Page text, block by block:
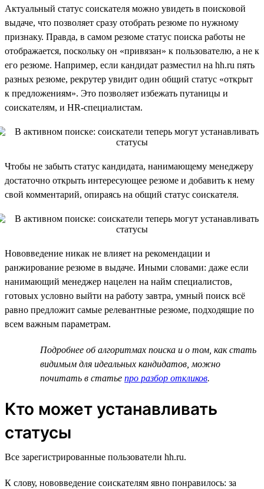
Актуальный статус соискателя можно увидеть в поисковой
выдаче, что позволяет сразу отобрать резюме по нужному
признаку. Правда, в самом резюме статус поиска работы не
отображается, поскольку он «привязан» к пользователю, а не к
его резюме. Например, если кандидат разместил на hh.ru пять
разных резюме, рекрутер увидит один общий статус «открыт
к предложениям». Это позволяет избежать путаницы и
соискателям, и HR-специалистам.
Чтобы не забыть статус кандидата, нанимающему менеджеру
достаточно открыть интересующее резюме и добавить к нему
свой комментарий, опираясь на общий статус соискателя.
Нововведение никак не влияет на рекомендации и
ранжирование резюме в выдаче. Иными словами: даже если
нанимающий менеджер нацелен на найм специалистов,
готовых условно выйти на работу завтра, умный поиск всё
равно предложит самые релевантные резюме, подходящие по
всем важным параметрам.
Подробнее об алгоритмах поиска и о том, как стать
видимым для идеальных кандидатов, можно
почитать в статье про разбор откликов.
Кто может устанавливать
статусы
Все зарегистрированные пользователи hh.ru.
К слову, нововведение соискателям явно понравилось: за